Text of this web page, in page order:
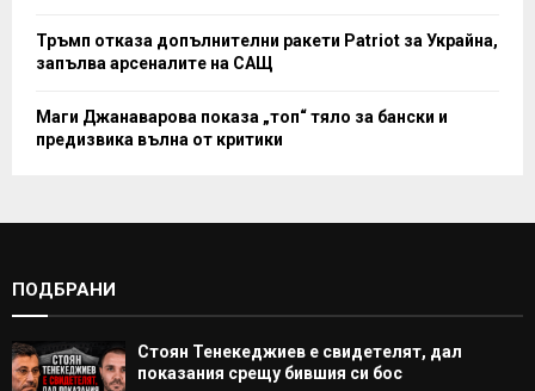
Тръмп отказа допълнителни ракети Patriot за Украйна,
запълва арсеналите на САЩ
Маги Джанаварова показа „топ“ тяло за бански и
предизвика вълна от критики
ПОДБРАНИ
Стоян Тенекеджиев е свидетелят, дал
показания срещу бившия си бос